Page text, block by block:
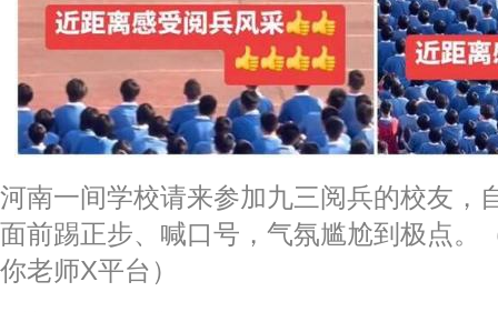
河南一间学校请来参加九三阅兵的校友，
面前踢正步、喊口号，气氛尴尬到极点。
你老师X平台）